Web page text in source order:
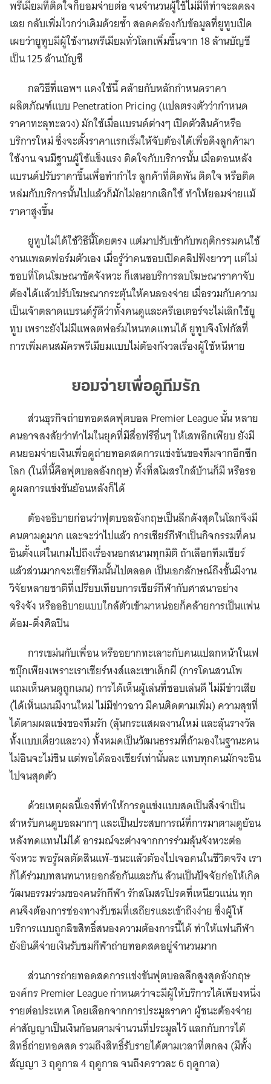
พรีเมียมที่ติดใจก็ยอมจ่ายต่อ จนจำนวนผู้ใช้ไม่มีทีท่าจะลดลง
เลย กลับเพิ่มไวกว่าเดิมด้วยซ้ำ สอดคล้องกับข้อมูลที่ยูทูบเปิด
เผยว่ายูทูบมีผู้ใช้งานพรีเมียมทั่วโลกเพิ่มขึ้นจาก 18 ล้านบัญชี
เป็น 125 ล้านบัญชี
กลวิธีที่แอพฯ แดงใช้นี้ คล้ายกับหลักกำหนดราคา
ผลิตภัณฑ์แบบ Penetration Pricing (แปลตรงตัวว่ากำหนด
ราคาทะลุทะลวง) มักใช้เมื่อแบรนด์ต่างๆ เปิดตัวสินค้าหรือ
บริการใหม่ ซึ่งจะตั้งราคาแรกเริ่มให้จับต้องได้เพื่อดึงลูกค้ามา
ใช้งาน จนมีฐานผู้ใช้แข็งแรง ติดใจกับบริการนั้น เมื่อตอนหลัง
แบรนด์ปรับราคาขึ้นเพื่อทำกำไร ลูกค้าที่ติดพัน ติดใจ หรือติด
หล่มกับบริการนั้นไปแล้วก็มักไม่อยากเลิกใช้ ทำให้ยอมจ่ายแม้
ราคาสูงขึ้น
ยูทูบไม่ได้ใช้วิธีนี้โดยตรง แต่มาปรับเข้ากับพฤติกรรมคนใช้
งานแพลตฟอร์มตัวเอง เมื่อรู้ว่าคนชอบเปิดคลิปฟังยาวๆ แต่ไม่
ชอบที่โดนโฆษณาขัดจังหวะ ก็เสนอบริการลบโฆษณาราคาจับ
ต้องได้แล้วปรับโฆษณากระตุ้นให้คนลองจ่าย เมื่อรวมกับความ
เป็นเจ้าตลาดแบรนด์รู้ดีว่าทั้งคนดูและครีเอเตอร์จะไม่เลิกใช้ยู
ทูบ เพราะยังไม่มีแพลตฟอร์มไหนทดแทนได้ ยูทูบจึงโฟกัสที่
การเพิ่มคนสมัครพรีเมียมแบบไม่ต้องกังวลเรื่องผู้ใช้หนีหาย
ยอมจ่ายเพื่อดูทีมรัก
ส่วนธุรกิจถ่ายทอดสดฟุตบอล Premier League นั้น หลาย
คนอาจสงสัยว่าทำไมในยุคที่มีสื่อฟรีอื่นๆ ให้เสพอีกเพียบ ยังมี
คนยอมจ่ายเงินเพื่อดูถ่ายทอดสดการแข่งขันของทีมจากอีกซีก
โลก (ในที่นี้คือฟุตบอลอังกฤษ) ทั้งที่สโมสรใกล้บ้านก็มี หรือรอ
ดูผลการแข่งขันย้อนหลังก็ได้
ต้องอธิบายก่อนว่าฟุตบอลอังกฤษเป็นลีกดังสุดในโลกจึงมี
คนตามดูมาก และจะว่าไปแล้ว การเชียร์กีฬาเป็นกิจกรรมที่คน
อินตั้งแต่ในเกมไปถึงเรื่องนอกสนามทุกมิติ ถ้าเลือกทีมเชียร์
แล้วส่วนมากจะเชียร์ทีมนั้นไปตลอด เป็นเอกลักษณ์ถึงขั้นมีงาน
วิจัยหลายชาติที่เปรียบเทียบการเชียร์กีฬากับศาสนาอย่าง
จริงจัง หรืออธิบายแบบใกล้ตัวเข้ามาหน่อยก็คล้ายการเป็นแฟน
ด้อม-ติ่งศิลปิน
การเขม่นกับเพื่อน หรืออยากทะเลาะกับคนแปลกหน้าในเฟ
ซบุ๊กเพียงเพราะเราเชียร์หงส์และเขาเด็กผี (การโดนสวนโพ
แถมเห็นคนดูถูกเมน) การได้เห็นผู้เล่นที่ชอบเล่นดี ไม่มีข่าวเสีย
(ได้เห็นเมนมีงานใหม่ ไม่มีข่าวฉาว มีคนติดตามเพิ่ม) ความสุขที่
ได้ตามผลแข่งของทีมรัก (ลุ้นกระแสผลงานใหม่ และลุ้นรางวัล
ทั้งแบบเดี่ยวและวง) ทั้งหมดเป็นวัฒนธรรมที่ถ้ามองในฐานะคน
ไม่อินจะไม่ชิน แต่พอได้ลองเชียร์เท่านั้นละ แทบทุกคนมักจะอิน
ไปจนสุดตัว
ด้วยเหตุผลนี้เองที่ทำให้การดูแข่งแบบสดเป็นสิ่งจำเป็น
สำหรับคนดูบอลมากๆ และเป็นประสบการณ์ที่การมาตามดูย้อน
หลังทดแทนไม่ได้ อารมณ์จะต่างจากการร่วมลุ้นจังหวะต่อ
จังหวะ พอรู้ผลตัดสินแพ้-ชนะแล้วต้องไปเจอคนในชีวิตจริง เรา
ก็ได้ร่วมบทสนทนาหยอกล้อกันและกัน ล้วนเป็นปัจจัยก่อให้เกิด
วัฒนธรรมร่วมของคนรักกีฬา รักสโมสรโปรดที่เหนียวแน่น ทุก
คนจึงต้องการช่องทางรับชมที่เสถียรและเข้าถึงง่าย ซึ่งผู้ให้
บริการแบบถูกลิขสิทธิ์สนองความต้องการนี้ได้ ทำให้แฟนกีฬา
ยังยินดีจ่ายเงินรับชมกีฬาถ่ายทอดสดอยู่จำนวนมาก
ส่วนการถ่ายทอดสดการแข่งขันฟุตบอลลีกสูงสุดอังกฤษ
องค์กร Premier League กำหนดว่าจะมีผู้ให้บริการได้เพียงหนึ่ง
รายต่อประเทศ โดยเลือกจากการประมูลราคา ผู้ชนะต้องจ่าย
ค่าสัญญาเป็นเงินก้อนตามจำนวนที่ประมูลไว้ แลกกับการได้
สิทธิ์ถ่ายทอดสด รวมถึงสิทธิ์รับรายได้ตามเวลาที่ตกลง (มีทั้ง
สัญญา 3 ฤดูกาล 4 ฤดูกาล จนถึงคราวละ 6 ฤดูกาล)